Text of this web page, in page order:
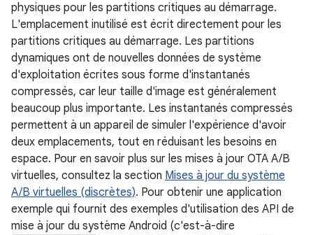
physiques pour les partitions critiques au démarrage.
L'emplacement inutilisé est écrit directement pour les
partitions critiques au démarrage. Les partitions
dynamiques ont de nouvelles données de système
d'exploitation écrites sous forme d'instantanés
compressés, car leur taille d'image est généralement
beaucoup plus importante. Les instantanés compressés
permettent à un appareil de simuler l'expérience d'avoir
deux emplacements, tout en réduisant les besoins en
espace. Pour en savoir plus sur les mises à jour OTA A/B
virtuelles, consultez la section Mises à jour du système
A/B virtuelles (discrètes). Pour obtenir une application
exemple qui fournit des exemples d'utilisation des API de
mise à jour du système Android (c'est-à-dire